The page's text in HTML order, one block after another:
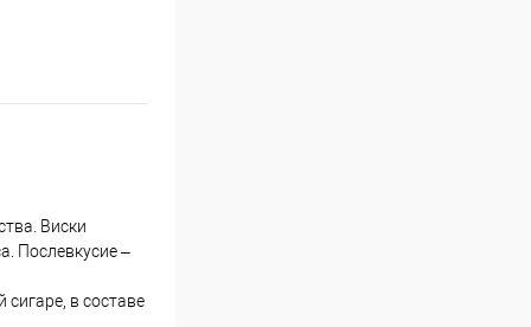
Виски
Послевкусие –
в составе